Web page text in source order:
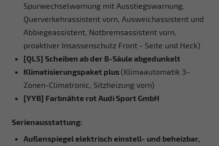
Spurwechselwarnung mit Ausstiegswarnung,
Querverkehrassistent vorn, Ausweichassistent und
Abbiegeassistent, Notbremsassistent vorn,
proaktiver Insassenschutz Front - Seite und Heck)
[QL5] Scheiben ab der B-Säule abgedunkelt
Klimatisierungspaket plus (Klimaautomatik 3-
Zonen-Climatronic, Sitzheizung vorn)
[YYB] Farbnähte rot Audi Sport GmbH
Serienausstattung:
Außenspiegel elektrisch einstell- und beheizbar,